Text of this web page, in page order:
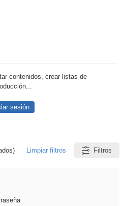
contenidos, crear listas de
sesión
Limpiar filtros Filtros